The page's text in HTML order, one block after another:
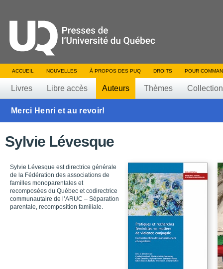
ACCUEIL NOUVELLES À PROPOS DES PUQ DROITS POUR
Livres Libre accès Auteurs Thèmes
Merci Henri et au revoir!
Sylvie Lévesque
Sylvie Lévesque est directrice générale
de la Fédération des associations de
familles monoparentales et
recomposées du Québec et codirectrice
communautaire de l’ARUC – Séparation
parentale, recomposition familiale.